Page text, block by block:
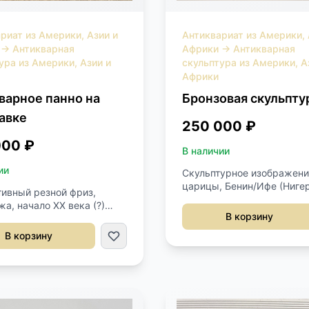
из Америки, Азии и
→ Антикварная
из Америки, Азии и
панно на
₽
резной фриз,
начало ХХ века (?)
Размер панно
см. Размер панно с
В корзину
Антиквариат из Америки,
Африки → Антикварная
скульптура из Америки,
Африки
Бронзовая
250 000 ₽
В наличии
Скульптурное
царицы, Бенин/Ифе
техника утраченного воска.
Имеются небольшие
Несмотря на
В корзину